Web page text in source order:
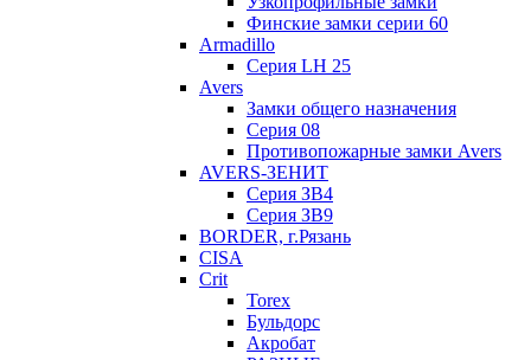
Финские замки серии 60
Armadillo
Серия LH 25
Avers
Замки общего назначения
Серия 08
Противопожарные замки Avers
AVERS-ЗЕНИТ
Серия ЗВ4
Серия ЗВ9
BORDER, г.Рязань
CISA
Crit
Torex
Бульдорс
Акробат